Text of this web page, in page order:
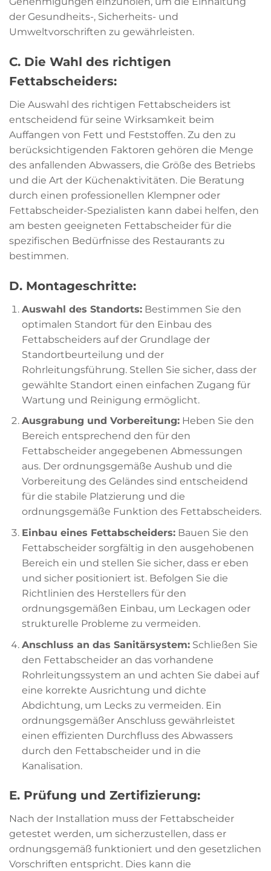
der Gesundheits-, Sicherheits- und
Umweltvorschriften zu gewährleisten.
C. Die Wahl des richtigen
Fettabscheiders:
Die Auswahl des richtigen Fettabscheiders ist
entscheidend für seine Wirksamkeit beim
Auffangen von Fett und Feststoffen. Zu den zu
berücksichtigenden Faktoren gehören die Menge
des anfallenden Abwassers, die Größe des Betriebs
und die Art der Küchenaktivitäten. Die Beratung
durch einen professionellen Klempner oder
Fettabscheider-Spezialisten kann dabei helfen, den
am besten geeigneten Fettabscheider für die
spezifischen Bedürfnisse des Restaurants zu
bestimmen.
D. Montageschritte:
Auswahl des Standorts:Bestimmen Sie den
optimalen Standort für den Einbau des
Fettabscheiders auf der Grundlage der
Standortbeurteilung und der
Rohrleitungsführung. Stellen Sie sicher, dass der
gewählte Standort einen einfachen Zugang für
Wartung und Reinigung ermöglicht.
Ausgrabung und Vorbereitung:Heben Sie den
Bereich entsprechend den für den
Fettabscheider angegebenen Abmessungen
aus. Der ordnungsgemäße Aushub und die
Vorbereitung des Geländes sind entscheidend
für die stabile Platzierung und die
ordnungsgemäße Funktion des Fettabscheiders.
Einbau eines Fettabscheiders:Bauen Sie den
Fettabscheider sorgfältig in den ausgehobenen
Bereich ein und stellen Sie sicher, dass er eben
und sicher positioniert ist. Befolgen Sie die
Richtlinien des Herstellers für den
ordnungsgemäßen Einbau, um Leckagen oder
strukturelle Probleme zu vermeiden.
Anschluss an das Sanitärsystem:Schließen Sie
den Fettabscheider an das vorhandene
Rohrleitungssystem an und achten Sie dabei auf
eine korrekte Ausrichtung und dichte
Abdichtung, um Lecks zu vermeiden. Ein
ordnungsgemäßer Anschluss gewährleistet
einen effizienten Durchfluss des Abwassers
durch den Fettabscheider und in die
Kanalisation.
E. Prüfung und Zertifizierung:
Nach der Installation muss der Fettabscheider
getestet werden, um sicherzustellen, dass er
ordnungsgemäß funktioniert und den gesetzlichen
Vorschriften entspricht. Dies kann die